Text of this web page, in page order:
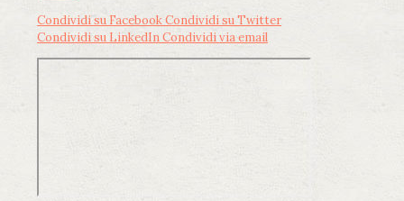
Condividi su FacebookCondividi su Twitter
Condividi su LinkedInCondividi via email